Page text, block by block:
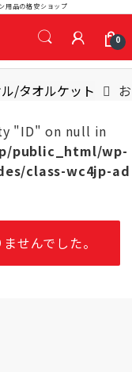
用品の格安ショップ
0
/タオルケット
"ID" on null in
public_html/wp-
class-wc4jp-ad
せんでした。